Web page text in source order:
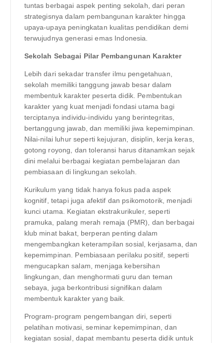
tuntas berbagai aspek penting sekolah, dari peran
strategisnya dalam pembangunan karakter hingga
upaya-upaya peningkatan kualitas pendidikan demi
terwujudnya generasi emas Indonesia.
Sekolah Sebagai Pilar Pembangunan Karakter
Lebih dari sekadar transfer ilmu pengetahuan,
sekolah memiliki tanggung jawab besar dalam
membentuk karakter peserta didik. Pembentukan
karakter yang kuat menjadi fondasi utama bagi
terciptanya individu-individu yang berintegritas,
bertanggung jawab, dan memiliki jiwa kepemimpinan.
Nilai-nilai luhur seperti kejujuran, disiplin, kerja keras,
gotong royong, dan toleransi harus ditanamkan sejak
dini melalui berbagai kegiatan pembelajaran dan
pembiasaan di lingkungan sekolah.
Kurikulum yang tidak hanya fokus pada aspek
kognitif, tetapi juga afektif dan psikomotorik, menjadi
kunci utama. Kegiatan ekstrakurikuler, seperti
pramuka, palang merah remaja (PMR), dan berbagai
klub minat bakat, berperan penting dalam
mengembangkan keterampilan sosial, kerjasama, dan
kepemimpinan. Pembiasaan perilaku positif, seperti
mengucapkan salam, menjaga kebersihan
lingkungan, dan menghormati guru dan teman
sebaya, juga berkontribusi signifikan dalam
membentuk karakter yang baik.
Program-program pengembangan diri, seperti
pelatihan motivasi, seminar kepemimpinan, dan
kegiatan sosial, dapat membantu peserta didik untuk